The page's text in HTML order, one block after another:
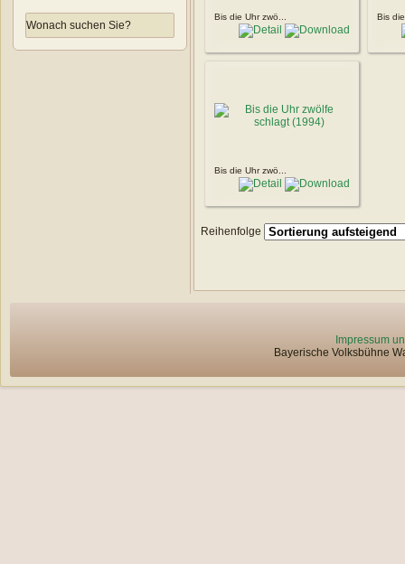
Bis die Uhr zwö... Bis
Bis die Uhr zwö...
Reihenfolge
Impressum
Bayerische Volksbühne